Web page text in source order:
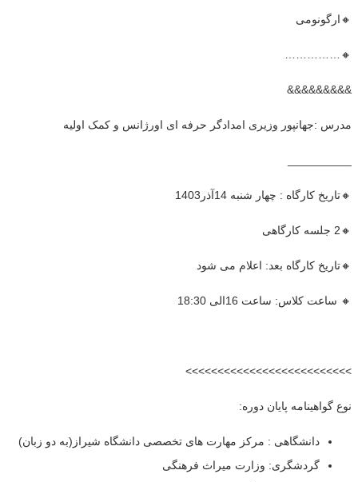
🔸ارگونومی
🔸……………
&&&&&&&&&
مدرس :جهانپور وزیری امدادگر حرفه ای اورژانس و کمک اولیه
🔸تاریخ کارگاه : چهار شنبه 14آذر1403
🔸2 جلسه کارگاهی
🔸تاریخ کارگاه بعد: اعلام می شود
🔸 ساعت کلاس: ساعت 16الی 18:30
>>>>>>>>>>>>>>>>>>>>>>>>>>
نوع گواهینامه پایان دوره:
دانشگاهی : مرکز مهارت های تخصصی دانشگاه شیراز(به دو زبان)
گردشگری: وزارت میراث فرهنگی